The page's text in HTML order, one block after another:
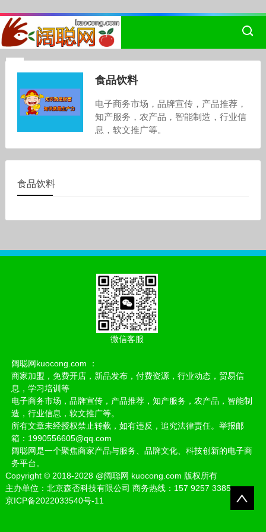
食品饮料
电子商务市场，品牌宣传，产品推荐，
知产服务，农产品，智能制造，行业信
息，软文推广等。
食品饮料
微信客服
阔聪网kuocong.com ：
商家加盟，免费开店，新品发布，付费资源，行业动态，贸易信
息，学习培训等
电子商务市场，品牌宣传，产品推荐，知产服务，农产品，智能制
造，行业信息，软文推广等。
所有文章未经授权禁止转载，如有违反，追究法律责任。举报邮
箱：1990556605@qq.com
阔聪网是一个聚焦商家产品与服务、品牌文化、科技创新的电子商
务平台。
Copyright ©2018-2028 @阔聪网 kuocong.com 版权所有
主办单位：北京森否科技有限公司 商务热线：157 9257 3385
京ICP备2022033540号-11